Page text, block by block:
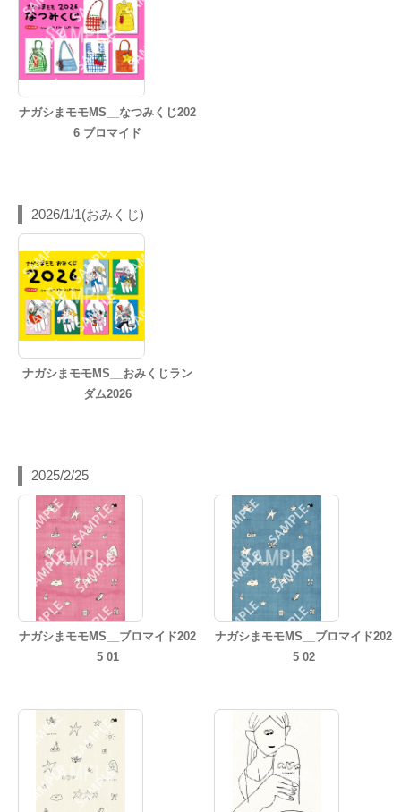
ナガシまモモMS__なつみくじ202
6 ブロマイド
2026/1/1(おみくじ)
ナガシまモモMS__おみくじラン
ダム2026
2025/2/25
ナガシまモモMS__ブロマイド202
5 01
ナガシまモモMS__ブロマイド202
5 02